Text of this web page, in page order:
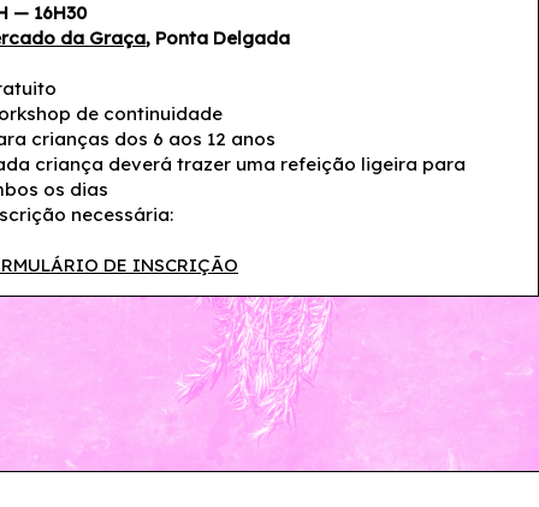
— 16H30
da Graça, Ponta Delgada
de continuidade
crianças dos 6 aos 12 anos
criança deverá trazer uma refeição ligeira para
os dias
necessária:
DE INSCRIÇÃO